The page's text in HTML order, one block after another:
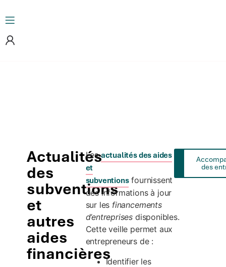
Actualités
des
subventions
et
autres
aides
financières
Lesactualités des aides
et
subventionsfournissent
des informations à jour
sur les financements
d’entreprises disponibles.
Cette veille permet aux
entrepreneurs de :
Identifier les
Voir les
articles
des